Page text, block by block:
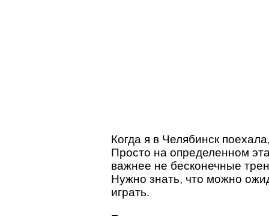
Когда я в Челябинск
Просто на определенном
важнее не бесконечные
Нужно знать, что можно
играть.